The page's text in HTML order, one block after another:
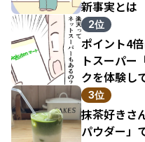
新事実とは
2位
ポイント4
トスーパー
クを体験し
3位
抹茶好きさ
パウダー」